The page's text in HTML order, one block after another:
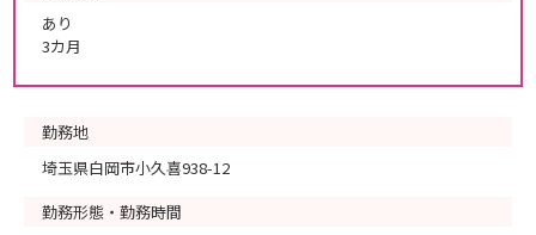
あり
3カ月
勤務地
埼玉県白岡市小久喜938-12
勤務形態・勤務時間